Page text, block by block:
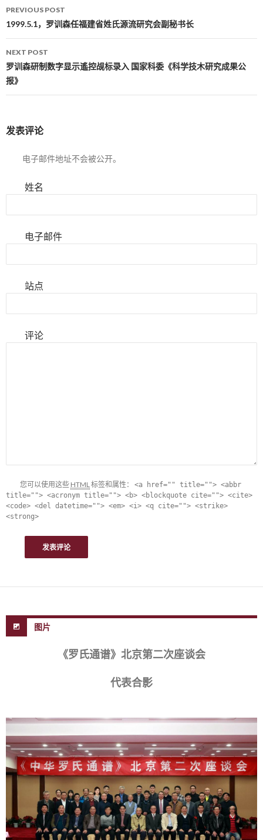
Post navigation
PREVIOUS POST
1999.5.1，罗训森任福建省姓氏源流研究会副秘书长
NEXT POST
罗训森研制数字显示遙控觇标录入 国家科委《科学技木研究成果公
报》
发表评论
电子邮件地址不会被公开。
姓名
电子邮件
站点
评论
您可以使用这些 HTML标签和属性： <a href="" title=""> <abbr
title=""> <acronym title=""> <b> <blockquote cite=""> <cite>
<code> <del datetime=""> <em> <i> <q cite=""> <strike>
<strong>
图片
《罗氏通谱》北京第二次座谈会
代表合影